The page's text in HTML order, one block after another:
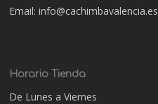
Email: info@cachimbavalencia.es
Horario Tienda
De Lunes a Viernes